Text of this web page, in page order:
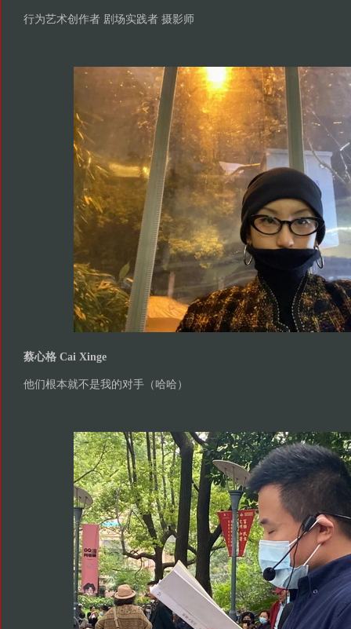
行为艺术创作者 剧场实践者 摄影师
蔡心格 Cai Xinge
他们根本就不是我的对手（哈哈）